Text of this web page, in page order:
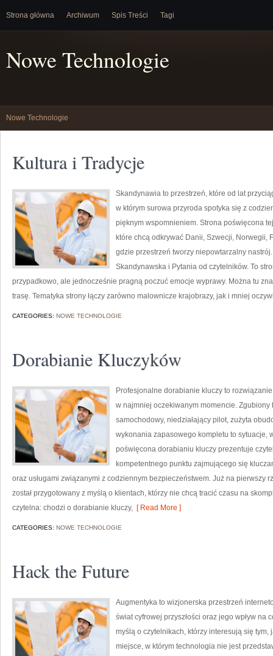
Strona główna Archiwum Spis Treści Tagi
Nowe Technologie
Nowe Technologie
Kultura i Tradycje
Skandynawia to przestrzeń, które od lat
w którym surowa przyroda spotyka się z
pięknym wspomnieniem. Strona poświęcona
które chcą odkrywać Danii, Szwecji, Norwegii,
gdzie przestrzeń tworzy niepowtarzalny
Skandynawska i Pytania od czytelników. To
przypadkowo, ale jednocześnie pragną poczuć emocje wyprawy. Można tu
trasę. Tematyka strony łączy zarówno malownicze krajobrazy, jak i mniej
CATEGORIES: NOWE TECHNOLOGIE
Dorabianie Kluczyków
Profesjonalne dorabianie kluczy to
w najmniej oczekiwanym momencie.
samochodowy, niedziałający pilot, zużyta
wykonania zapasowego kompletu to sytuacje,
poświęcona dorabianiu kluczy prezentuje
kompetentnego punktu zajmującego się
oraz usługami związanymi z codziennym bezpieczeństwem. Już na pierwszy
został przygotowany z myślą o klientach, którzy nie chcą tracić czasu na
czytelna: chodzi o dorabianie kluczy, [ Read More ]
CATEGORIES: NOWE TECHNOLOGIE
Hack the Future
Augmentyka to wizjonerska przestrzeń
świat cyfrowej przyszłości oraz jego wpływ na
myślą o czytelnikach, którzy interesują się
miejsce, w którym technologia nie jest